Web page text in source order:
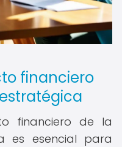
financiero
financiero de la
es esencial para